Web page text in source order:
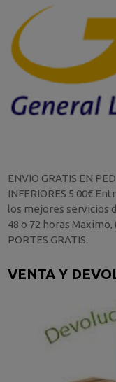
ENVIO GRATIS EN
INFERIORES 5.00€
los mejores servicios
48 o 72 horas Maximo,
PORTES GRATIS.
VENTA Y